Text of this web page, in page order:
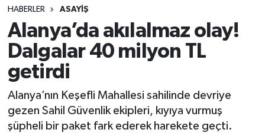
HABERLER ASAYIŞ
Alanya’da akılalmaz olay!
Dalgalar 40 milyon TL
getirdi
Alanya’nın Keşefli Mahallesi sahilinde devriye
gezen Sahil Güvenlik ekipleri, kıyıya vurmuş
şüpheli bir paket fark ederek harekete geçti.
Siyaset
Spor
Turizm
Ekonomi
Gazipaşa
Süper Lig Puan Durumu ve Fikstür
Tüm Manşetler
Son Dakika Haberleri
Haber Arşivi